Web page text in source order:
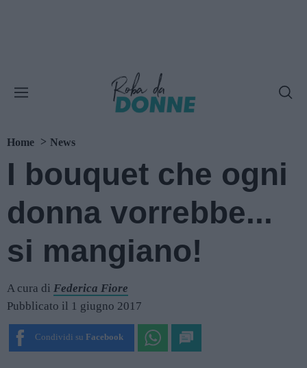
Home News
I bouquet che ogni
donna vorrebbe...
si mangiano!
A cura di Federica Fiore
Pubblicato il 1 giugno 2017
Condividi su Facebook